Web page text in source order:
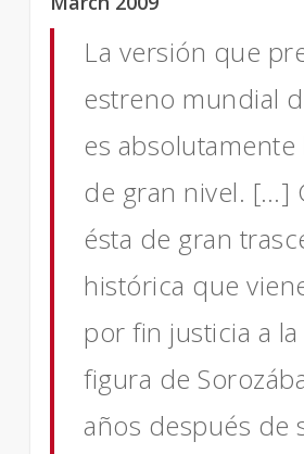
La versión que
estreno mundial
es
de gran nivel. […]
ésta de gran
histórica que
por fin justicia a
figura de
años después de